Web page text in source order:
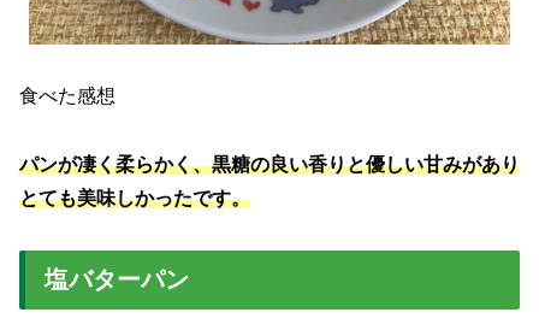
食べた感想
パンが凄く柔らかく、黒糖の良い香りと優しい甘みがあり
とても美味しかったです。
塩バターパン